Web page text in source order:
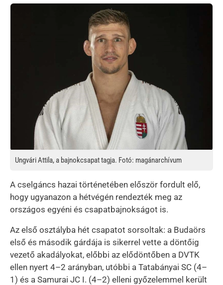
Kép
Ungvári Attila, a bajnokcsapat tagja. Fotó: magánarchívum
A cselgáncs hazai történetében először fordult elő,
hogy ugyanazon a hétvégén rendezték meg az
országos egyéni és csapatbajnokságot is.
Az első osztályba hét csapatot sorsoltak: a Budaörs
első és második gárdája is sikerrel vette a döntőig
vezető akadályokat, előbbi az elődöntőben a DVTK
ellen nyert 4–2 arányban, utóbbi a Tatabányai SC (4–
1) és a Samurai JC I. (4–2) elleni győzelemmel került